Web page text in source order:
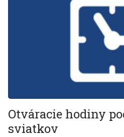
Otváracie hodiny
sviatkov